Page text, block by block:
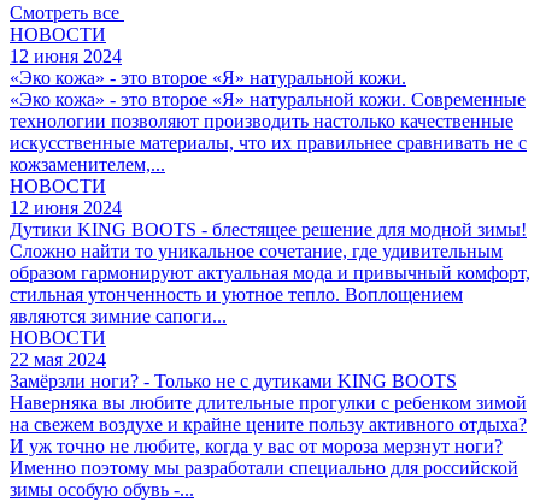
Смотреть все
НОВОСТИ
12 июня 2024
«Эко кожа» - это второе «Я» натуральной кожи.
«Эко кожа» - это второе «Я» натуральной кожи. Современные
технологии позволяют производить настолько качественные
искусственные материалы, что их правильнее сравнивать не с
кожзаменителем,...
НОВОСТИ
12 июня 2024
Дутики KING BOOTS - блестящее решение для модной зимы!
Сложно найти то уникальное сочетание, где удивительным
образом гармонируют актуальная мода и привычный комфорт,
стильная утонченность и уютное тепло. Воплощением
являются зимние сапоги...
НОВОСТИ
22 мая 2024
Замёрзли ноги? - Только не с дутиками KING BOOTS
Наверняка вы любите длительные прогулки с ребенком зимой
на свежем воздухе и крайне цените пользу активного отдыха?
И уж точно не любите, когда у вас от мороза мерзнут ноги?
Именно поэтому мы разработали специально для российской
зимы особую обувь -...